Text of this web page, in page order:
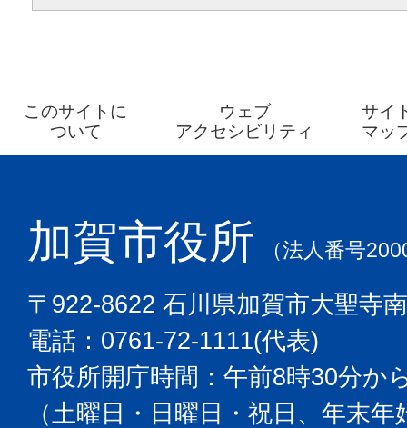
このサイトに
ついて
ウェブ
アクセシビリティ
サイ
マッ
加賀市役所 （法人番号
〒922-8622 石川県加賀市大聖寺
電話：0761-72-1111(代表)
市役所開庁時間：午前8時30分か
（土曜日・日曜日・祝日、年末